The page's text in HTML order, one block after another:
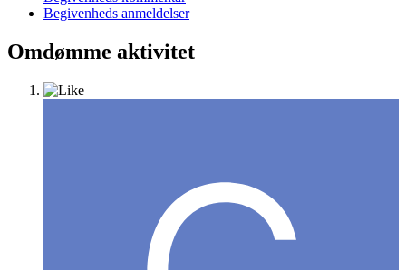
Begivenheds anmeldelser
Omdømme aktivitet